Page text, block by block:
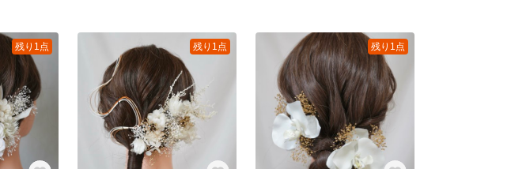
残り1点 残り1点 残り1点